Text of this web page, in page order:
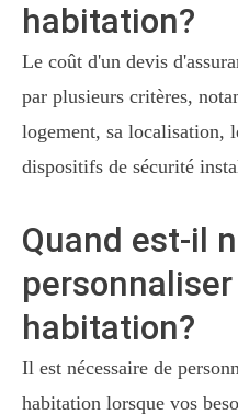
habitation?
Le coût d'un devis
par plusieurs critères,
logement, sa localisation,
dispositifs de sécurité
Quand est-il
habitation?
Il est nécessaire de
habitation lorsque vos